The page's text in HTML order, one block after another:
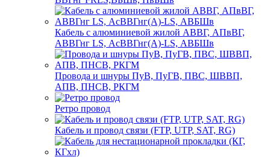
Кабель с алюминиевой жилой АВВГ, АПвВГ,
АВВГнг LS, АсВВГнг(А)-LS, АВБШв
Провода и шнуры ПуВ, ПуГВ, ПВС, ШВВП,
АПВ, ПНСВ, РКГМ
Ретро провод
Кабель и провод связи (FTP, UTP, SAT, RG)